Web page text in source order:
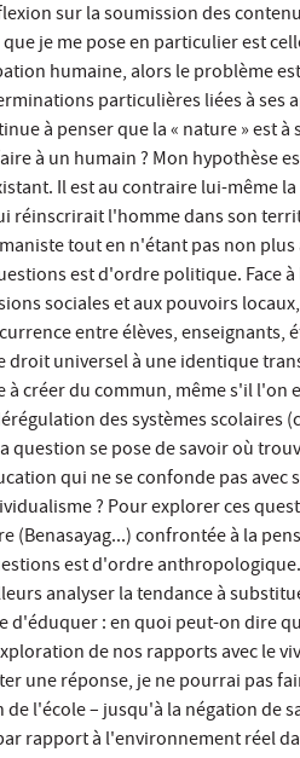
sur la soumission des
je me pose en particulier est
humaine, alors le problème
particulières liées à ses
à penser que la « nature » est
à un humain ? Mon hypothèse
Il est au contraire lui-même
réinscrirait l'homme dans son
tout en n'étant pas non plus
est d'ordre politique. Face
sociales et aux pouvoirs
entre élèves,
universel à une identique
à créer du commun, même s'il
des systèmes
question se pose de savoir où
qui ne se confonde pas
? Pour explorer ces
(Benasayag...) confrontée à la
est d'ordre
analyser la tendance à
d'éduquer : en quoi peut-on dire
de nos rapports avec le
une réponse, je ne pourrai pas
de l'école – jusqu'à la négation
rapport à l'environnement réel